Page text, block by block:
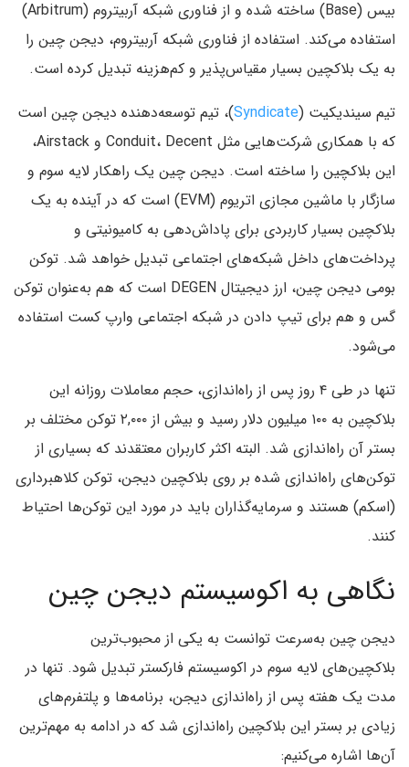
بیس (Base) ساخته شده و از فناوری شبکه آربیتروم (Arbitrum)
استفاده می‌کند. استفاده از فناوری شبکه آربیتروم، دیجن چین را
به یک بلاکچین بسیار مقیاس‌پذیر و کم‌هزینه تبدیل کرده است.
تیم سیندیکیت (Syndicate)، تیم توسعه‌دهنده دیجن چین است
که با همکاری شرکت‌هایی مثل Conduit، Decent و Airstack،
این بلاکچین را ساخته است. دیجن چین یک راهکار لایه سوم و
سازگار با ماشین مجازی اتریوم (EVM) است که در آینده به یک
بلاکچین بسیار کاربردی برای پاداش‌دهی به کامیونیتی و
پرداخت‌های داخل شبکه‌های اجتماعی تبدیل خواهد شد. توکن
بومی دیجن چین، ارز دیجیتال DEGEN است که هم به‌عنوان توکن
گس و هم‌ برای تیپ دادن در شبکه اجتماعی وارپ کست استفاده
می‌شود.
تنها در طی ۴ روز پس از راه‌اندازی، حجم معاملات روزانه این
بلاکچین به ۱۰۰ میلیون دلار رسید و بیش از ۲,۰۰۰ توکن مختلف بر
بستر آن راه‌اندازی شد. البته اکثر کاربران معتقدند که بسیاری از
توکن‌های راه‌اندازی شده بر روی بلاکچین دیجن، توکن کلاهبرداری
(اسکم) هستند و سرمایه‌گذاران باید در مورد این توکن‌ها احتیاط
کنند.
نگاهی به اکوسیستم دیجن چین
دیجن چین به‌سرعت توانست به یکی از محبوب‌ترین
بلاکچین‌های لایه سوم در اکوسیستم فارکستر تبدیل شود. تنها در
مدت یک هفته پس از راه‌اندازی دیجن، برنامه‌ها و پلتفرم‌های
زیادی بر بستر این بلاکچین راه‌اندازی شد که در ادامه به مهم‌ترین
آن‌ها اشاره می‌کنیم: